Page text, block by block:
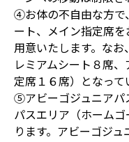
④お体の不自由な方で
ート、メイン指定席
用意いたします。な
レミアムシート８席
定席１６席）となって
⑤アビーゴジュニアパ
パスエリア（ホーム
ります。アビーゴジ